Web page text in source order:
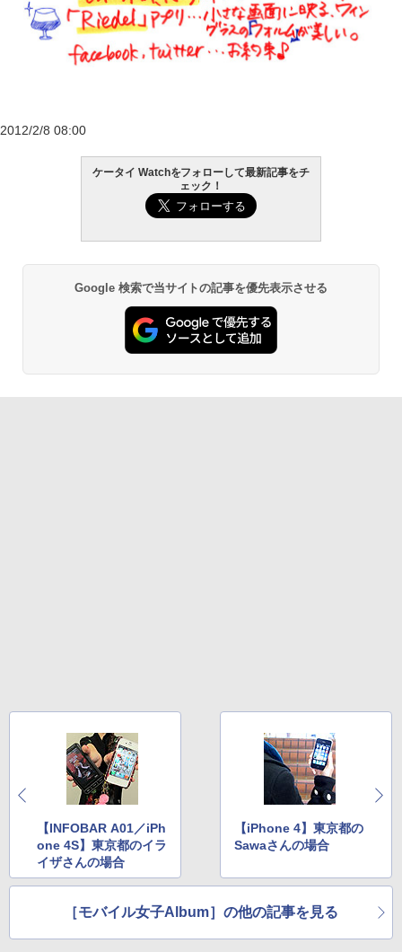
2012/2/8 08:00
ケータイ Watchをフォローして最新記事をチ
ェック！
Google 検索で当サイトの記事を優先表示させる
【INFOBAR A01／iPh
one 4S】東京都のイラ
イザさんの場合
【iPhone 4】東京都の
Sawaさんの場合
［モバイル女子Album］の他の記事を見る